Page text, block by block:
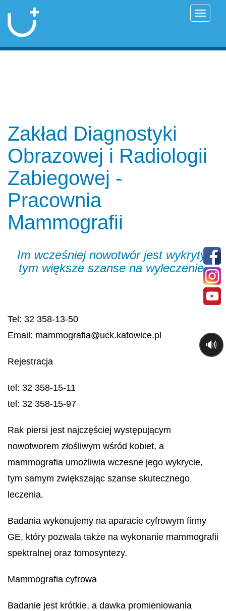
Zakład Diagnostyki
Obrazowej i Radiologii
Zabiegowej -
Pracownia
Mammografii
Im wcześniej nowotwór jest wykryty,
tym większe szanse na wyleczenie.
Tel: 32 358-13-50
Email: mammografia@uck.katowice.pl
Rejestracja
tel: 32 358-15-11
tel: 32 358-15-97
Rak piersi jest najczęściej występującym
nowotworem złośliwym wśród kobiet, a
mammografia umożliwia wczesne jego wykrycie,
tym samym zwiększając szanse skutecznego
leczenia.
Badania wykonujemy na aparacie cyfrowym firmy
GE, który pozwala także na wykonanie mammografii
spektralnej oraz tomosyntezy.
Mammografia cyfrowa
Badanie jest krótkie, a dawka promieniowania
🔊